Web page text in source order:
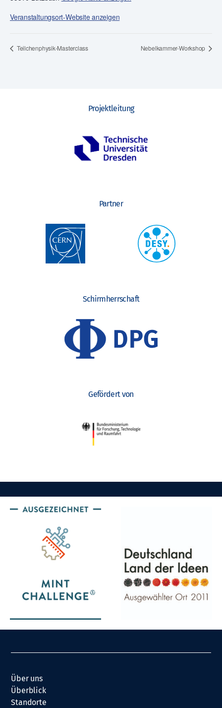
Veranstaltungsort-Website anzeigen
Teilchenphysik-Masterclass Nebelkammer-Workshop
Projektleitung
Partner
Schirmherrschaft
Gefördert von
Über uns
Überblick
Standorte